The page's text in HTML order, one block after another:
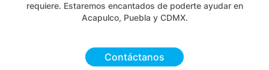
requiere. Estaremos encantados de poderte ayudar en
Acapulco, Puebla y CDMX.
Contáctanos